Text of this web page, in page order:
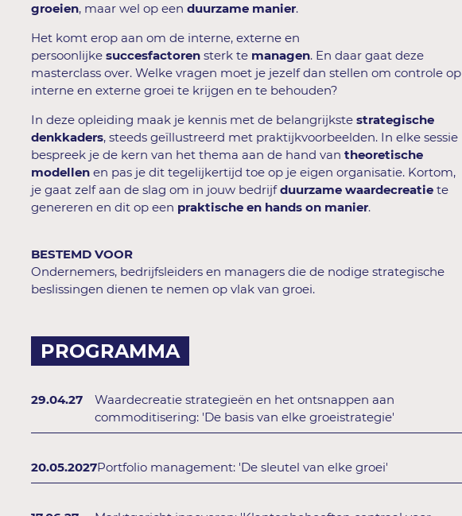
groeien, maar wel op eenduurzame manier.
Het komt erop aan om de interne, externe en
persoonlijkesuccesfactorensterk te managen. En daar gaat deze
masterclass over. Welke vragen moet je jezelf dan stellen om controle op
interne en externe groei te krijgen en te behouden?
In deze opleiding maak je kennis met de belangrijkstestrategische
denkkaders, steeds geïllustreerd met praktijkvoorbeelden. In elke sessie
bespreek je de kern van het thema aan de hand vantheoretische
modellen en pas je dit tegelijkertijd toe op je eigen organisatie. Kortom,
je gaat zelf aan de slag om in jouw bedrijfduurzame waardecreatie te
genereren en dit op een praktische en hands on manier.
BESTEMD VOOR
Ondernemers, bedrijfsleiders en managers die de nodige strategische
beslissingen dienen te nemen op vlak van groei.
PROGRAMMA
29.04.27
Waardecreatie strategieën en het ontsnappen aan
commoditisering: 'De basis van elke groeistrategie'
20.05.2027Portfolio management: 'De sleutel van elke groei'